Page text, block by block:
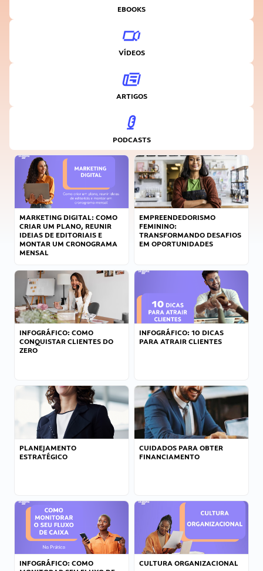
EBOOKS
VÍDEOS
ARTIGOS
PODCASTS
MARKETING DIGITAL: COMO
CRIAR UM PLANO, REUNIR
IDEIAS DE EDITORIAIS E
MONTAR UM CRONOGRAMA
MENSAL
EMPREENDEDORISMO
FEMININO:
TRANSFORMANDO DESAFIOS
EM OPORTUNIDADES
INFOGRÁFICO: COMO
CONQUISTAR CLIENTES DO
ZERO
INFOGRÁFICO: 10 DICAS
PARA ATRAIR CLIENTES
PLANEJAMENTO
ESTRATÉGICO
CUIDADOS PARA OBTER
FINANCIAMENTO
INFOGRÁFICO: COMO
CULTURA ORGANIZACIONAL